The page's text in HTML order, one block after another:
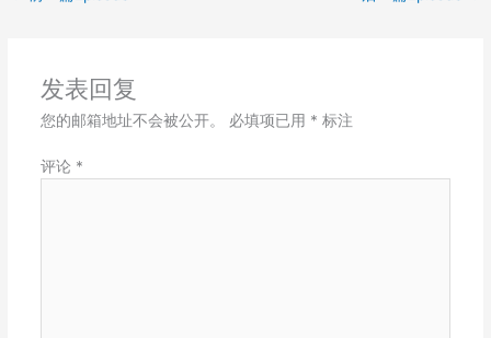
发表回复
您的邮箱地址不会被公开。 必填项已用 * 标注
评论 *